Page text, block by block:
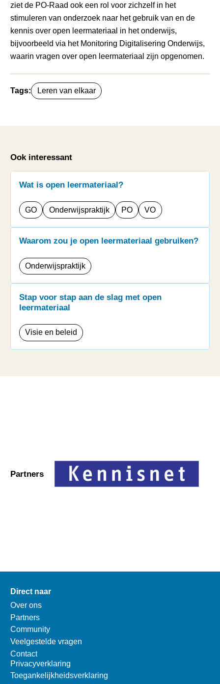
ziet de PO-Raad ook een rol voor zichzelf in het
stimuleren van onderzoek naar het gebruik van en de
kennis over open leermateriaal in het onderwijs,
bijvoorbeeld via het Monitoring Digitalisering Onderwijs,
waarin vragen over open leermateriaal zijn opgenomen.
Tags: Leren van elkaar
Ook interessant
Wat is open leermateriaal?
GO Onderwijspraktijk PO VO
Waarom zou je open leermateriaal gebruiken?
Onderwijspraktijk
Stap voor stap aan de slag met open
leermateriaal
Visie en beleid
Partners
Direct naar
Over ons
Partners
Community
Veelgestelde vragen
Contact
Privacyverklaring
Toegankelijkheidsverklaring